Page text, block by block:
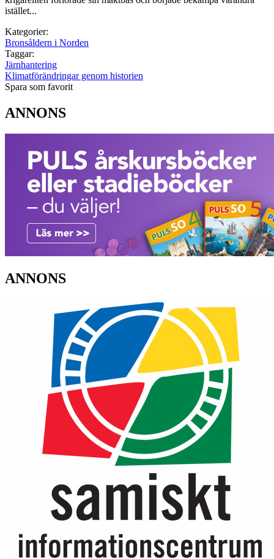
istället...
Kategorier:
Bronsåldern i Norden
Taggar:
Järnhantering
Klimatförändringar genom historien
Spara som favorit
ANNONS
ANNONS